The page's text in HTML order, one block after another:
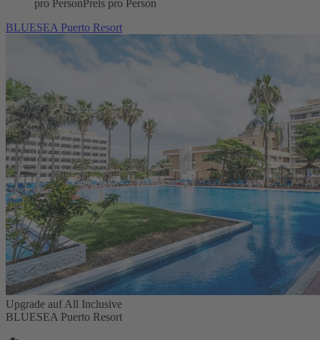
pro PersonPreis pro Person
BLUESEA Puerto Resort
Upgrade auf All Inclusive
BLUESEA Puerto Resort